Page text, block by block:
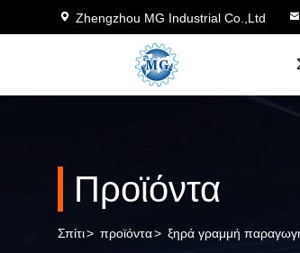
Zhengzhou MG Industrial Co.,Ltd
Προϊόντα
Σπίτι> προϊόντα> ξηρά γραμμή